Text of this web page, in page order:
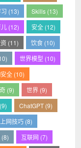
(13)
Skills (13)
(12)
安全 (12)
(11)
饮食 (10)
世界模型 (10)
全 (10)
(9)
世界 (9)
ChatGPT (9)
上网技巧 (8)
互联网 (7)